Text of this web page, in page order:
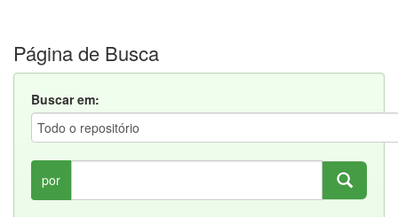
Página de Busca
Buscar em:
por